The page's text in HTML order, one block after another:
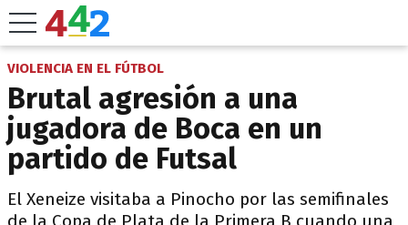
VIOLENCIA EN EL FÚTBOL
Brutal agresión a una
jugadora de Boca en un
partido de Futsal
El Xeneize visitaba a Pinocho por las semifinales